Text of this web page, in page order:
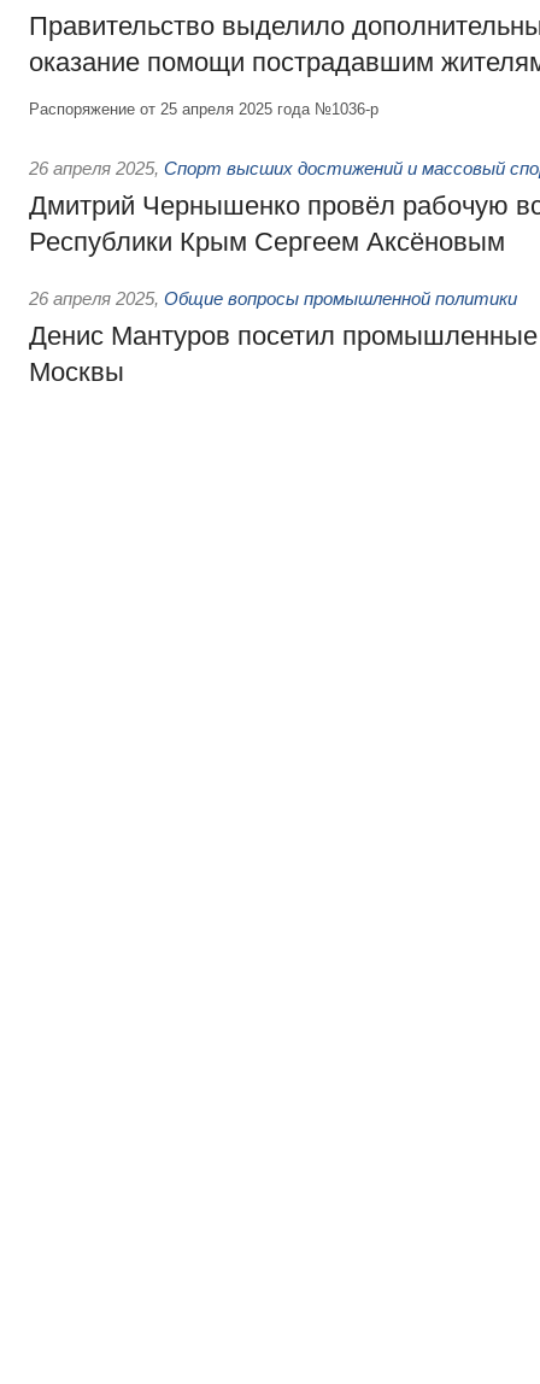
Правительство выделило
оказание помощи пострадавшим
Распоряжение от 25 апреля 2025 года №1036-р
26 апреля 2025, Спорт высших достижений и массовый
Дмитрий Чернышенко провёл рабочую
Республики Крым Сергеем Аксёновым
26 апреля 2025, Общие вопросы промышленной политики
Денис Мантуров посетил промышленные
Москвы